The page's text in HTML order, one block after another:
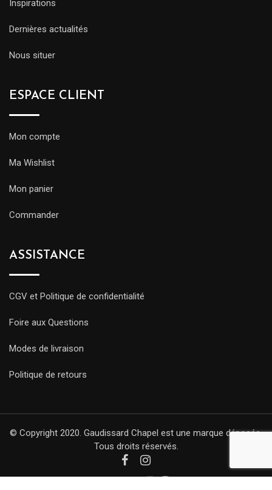
Inspirations
Dernières actualités
Nous situer
ESPACE CLIENT
Mon compte
Ma Wishlist
Mon panier
Commander
ASSISTANCE
CGV et Politique de confidentialité
Foire aux Questions
Modes de livraison
Politique de retours
© Copyright 2020. Gaudissard Chapel est une marque déposée.
Tous droits réservés.